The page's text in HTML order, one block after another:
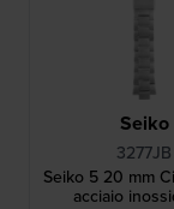
Seiko
3277JB
Seiko 5 20 mm
acciaio